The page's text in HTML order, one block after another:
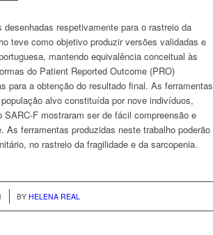
respetivamente para o rastreio da
teve como objetivo produzir versões validadas e
mantendo equivalência conceitual às
do Patient Reported Outcome (PRO)
para a obtenção do resultado final. As ferramentas
alvo constituída por nove indivíduos,
SARC-F mostraram ser de fácil compreensão e
ferramentas produzidas neste trabalho poderão
no rastreio da fragilidade e da sarcopenia.
BYHELENA REAL